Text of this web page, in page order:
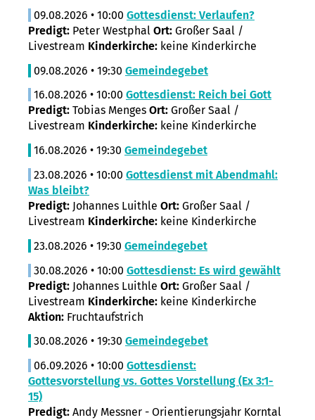
09.08.2026 • 10:00 Gottesdienst: Verlaufen?
Predigt: Peter Westphal Ort: Großer Saal /
Livestream Kinderkirche: keine Kinderkirche
09.08.2026 • 19:30 Gemeindegebet
16.08.2026 • 10:00 Gottesdienst: Reich bei Gott
Predigt: Tobias Menges Ort: Großer Saal /
Livestream Kinderkirche: keine Kinderkirche
16.08.2026 • 19:30 Gemeindegebet
23.08.2026 • 10:00 Gottesdienst mit Abendmahl:
Was bleibt?
Predigt: Johannes Luithle Ort: Großer Saal /
Livestream Kinderkirche: keine Kinderkirche
23.08.2026 • 19:30 Gemeindegebet
30.08.2026 • 10:00 Gottesdienst: Es wird gewählt
Predigt: Johannes Luithle Ort: Großer Saal /
Livestream Kinderkirche: keine Kinderkirche
Aktion: Fruchtaufstrich
30.08.2026 • 19:30 Gemeindegebet
06.09.2026 • 10:00 Gottesdienst:
Gottesvorstellung vs. Gottes Vorstellung (Ex 3:1-
15)
Predigt: Andy Messner - Orientierungsjahr Korntal